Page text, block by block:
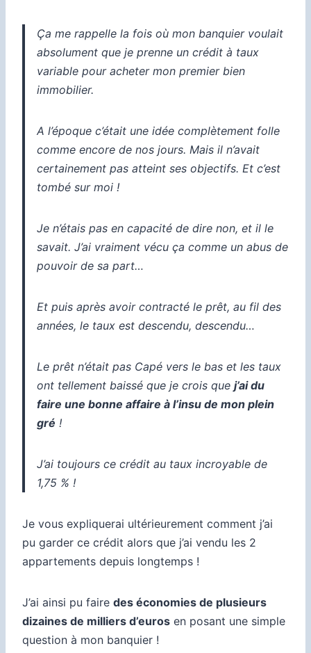
Ça me rappelle la fois où mon banquier voulait
absolument que je prenne un crédit à taux
variable pour acheter mon premier bien
immobilier.
A l’époque c’était une idée complètement folle
comme encore de nos jours. Mais il n’avait
certainement pas atteint ses objectifs. Et c’est
tombé sur moi !
Je n’étais pas en capacité de dire non, et il le
savait. J’ai vraiment vécu ça comme un abus de
pouvoir de sa part…
Et puis après avoir contracté le prêt, au fil des
années, le taux est descendu, descendu…
Le prêt n’était pas Capé vers le bas et les taux
ont tellement baissé que je crois que j’ai du
faire une bonne affaire à l’insu de mon plein
gré !
J’ai toujours ce crédit au taux incroyable de
1,75 % !
Je vous expliquerai ultérieurement comment j’ai
pu garder ce crédit alors que j’ai vendu les 2
appartements depuis longtemps !
J’ai ainsi pu faire des économies de plusieurs
dizaines de milliers d’euros en posant une simple
question à mon banquier !